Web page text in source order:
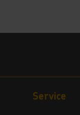
Ein
Ab
Service